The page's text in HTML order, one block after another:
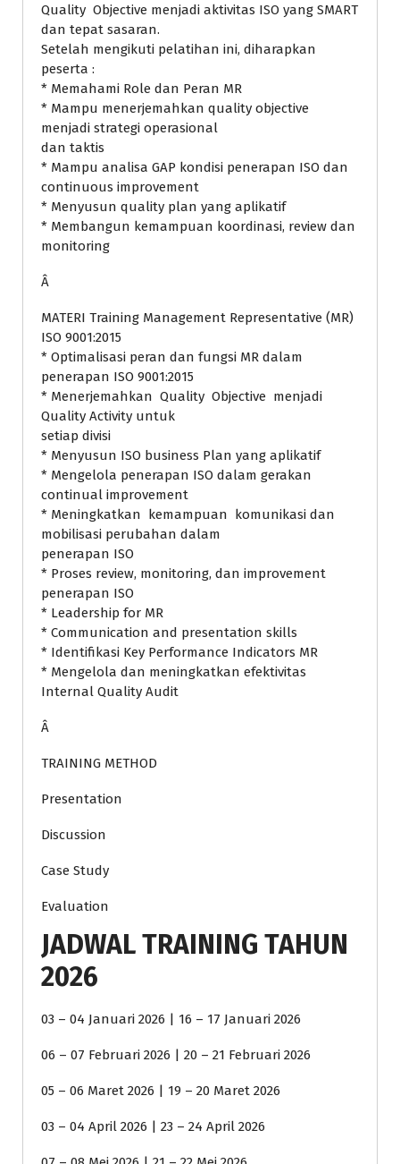
Quality Objective menjadi aktivitas ISO yang SMART
dan tepat sasaran.
Setelah mengikuti pelatihan ini, diharapkan
peserta :
* Memahami Role dan Peran MR
* Mampu menerjemahkan quality objective
menjadi strategi operasional
dan taktis
* Mampu analisa GAP kondisi penerapan ISO dan
continuous improvement
* Menyusun quality plan yang aplikatif
* Membangun kemampuan koordinasi, review dan
monitoring
Â
MATERI Training Management Representative (MR)
ISO 9001:2015
* Optimalisasi peran dan fungsi MR dalam
penerapan ISO 9001:2015
* Menerjemahkan Quality Objective menjadi
Quality Activity untuk
setiap divisi
* Menyusun ISO business Plan yang aplikatif
* Mengelola penerapan ISO dalam gerakan
continual improvement
* Meningkatkan kemampuan komunikasi dan
mobilisasi perubahan dalam
penerapan ISO
* Proses review, monitoring, dan improvement
penerapan ISO
* Leadership for MR
* Communication and presentation skills
* Identifikasi Key Performance Indicators MR
* Mengelola dan meningkatkan efektivitas
Internal Quality Audit
Â
TRAINING METHOD
Presentation
Discussion
Case Study
Evaluation
JADWAL TRAINING TAHUN
2026
03 – 04 Januari 2026 | 16 – 17 Januari 2026
06 – 07 Februari 2026 | 20 – 21 Februari 2026
05 – 06 Maret 2026 | 19 – 20 Maret 2026
03 – 04 April 2026 | 23 – 24 April 2026